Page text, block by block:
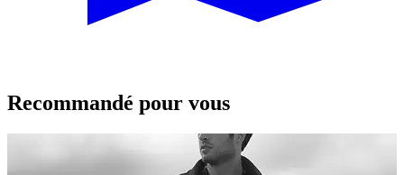
Recommandé pour vous